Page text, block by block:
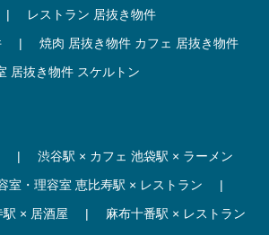
|
レストラン 居抜き物件
| 焼肉 居抜き物件 カフェ 居抜き物件
居抜き物件 スケルトン
| 渋谷駅 × カフェ 池袋駅 × ラーメン
室・理容室 恵比寿駅 × レストラン
|
駅 × 居酒屋 |
麻布十番駅 × レストラン